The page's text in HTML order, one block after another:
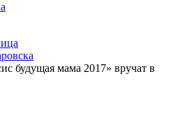
будущая мама 2017» вручат в